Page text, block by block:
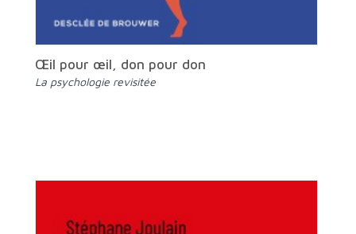
Œil pour œil, don pour don
La psychologie revisitée